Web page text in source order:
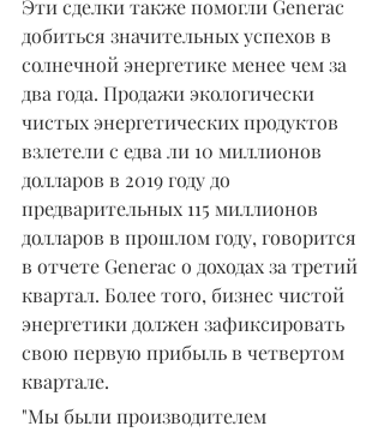
Эти сделки также помогли Generac
добиться значительных успехов в
солнечной энергетике менее чем за
два года. Продажи экологически
чистых энергетических продуктов
взлетели с едва ли 10 миллионов
долларов в 2019 году до
предварительных 115 миллионов
долларов в прошлом году, говорится
в отчете Generac о доходах за третий
квартал. Более того, бизнес чистой
энергетики должен зафиксировать
свою первую прибыль в четвертом
квартале.
"Мы были производителем